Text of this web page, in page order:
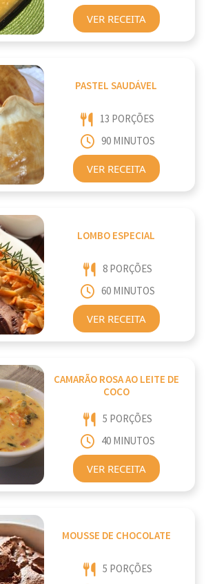
VER RECEITA
PASTEL SAUDÁVEL
13 PORÇÕES
90 MINUTOS
VER RECEITA
LOMBO ESPECIAL
8 PORÇÕES
60 MINUTOS
VER RECEITA
CAMARÃO ROSA AO LEITE DE
COCO
5 PORÇÕES
40 MINUTOS
VER RECEITA
MOUSSE DE CHOCOLATE
5 PORÇÕES